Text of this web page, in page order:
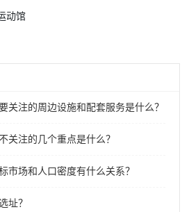
动馆
关注的周边设施和配套服务是什么？
关注的几个重点是什么？
市场和人口密度有什么关系？
址？